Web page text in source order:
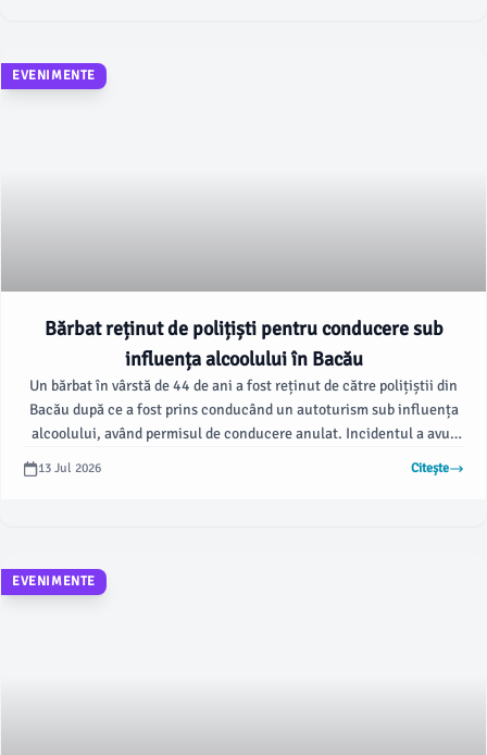
EVENIMENTE
Bărbat reținut de polițiști pentru conducere sub
influența alcoolului în Bacău
Un bărbat în vârstă de 44 de ani a fost reținut de către polițiștii din
Bacău după ce a fost prins conducând un autoturism sub influența
alcoolului, având permisul de conducere anulat. Incidentul a avut
13 Jul 2026 Citește
EVENIMENTE